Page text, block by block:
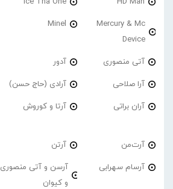
Mercury & Mc
Device
Minel
آتی منصوری آدور
آرا صلاحی آرادی (حاج حسن)
آران براتی آرتا و کوروش
آرت‌من آرتن
آرسام سهرابی
آرسن و آتی منصوری
و کیوان